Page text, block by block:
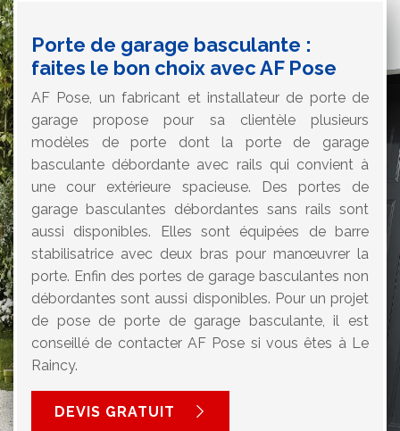
Porte de garage basculante :
faites le bon choix avec AF Pose
AF Pose, un fabricant et installateur de porte de
garage propose pour sa clientèle plusieurs
modèles de porte dont la porte de garage
basculante débordante avec rails qui convient à
une cour extérieure spacieuse. Des portes de
garage basculantes débordantes sans rails sont
aussi disponibles. Elles sont équipées de barre
stabilisatrice avec deux bras pour manœuvrer la
porte. Enfin des portes de garage basculantes non
débordantes sont aussi disponibles. Pour un projet
de pose de porte de garage basculante, il est
conseillé de contacter AF Pose si vous êtes à Le
Raincy.
DEVIS GRATUIT